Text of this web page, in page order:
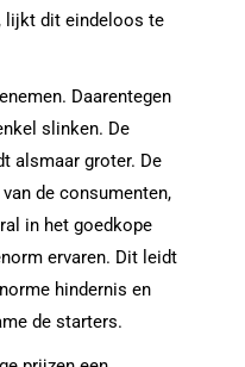
lijkt dit eindeloos te
Daarentegen
slinken. De
alsmaar groter. De
de consumenten,
in het goedkope
ervaren. Dit leidt
hindernis en
de starters.